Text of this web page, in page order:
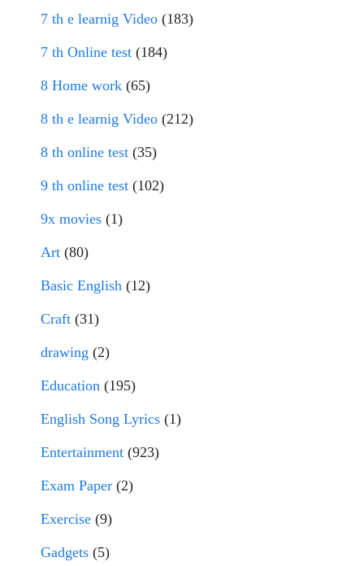
7 th e learnig Video (183)
7 th Online test (184)
8 Home work (65)
8 th e learnig Video (212)
8 th online test (35)
9 th online test (102)
9x movies (1)
Art (80)
Basic English (12)
Craft (31)
drawing (2)
Education (195)
English Song Lyrics (1)
Entertainment (923)
Exam Paper (2)
Exercise (9)
Gadgets (5)